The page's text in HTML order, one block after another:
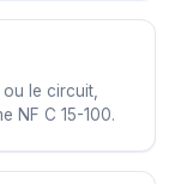
le circuit,
NF C 15-100.